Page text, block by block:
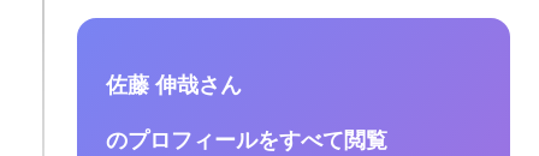
佐藤 伸哉さん
のプロフィールをすべて閲覧